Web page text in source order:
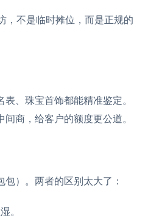
，不是临时摊位，而是正规的
、珠宝首饰都能精准鉴定。
商，给客户的额度更公道。
包）。两者的区别太大了：
。